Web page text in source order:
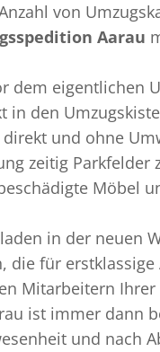
von
Aarau
dem eigentlichen
den
und ohne
zeitig Parkfelder
Möbel
in der neuen
die für
Mitarbeitern
ist immer dann
und nach